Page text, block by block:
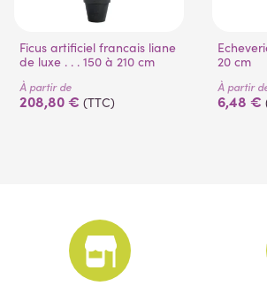
Ficus artificiel francais liane
de luxe . . . 150 à 210 cm
À partir de
208,80 € (TTC)
Echeveria setosa artificiel
20 cm
À partir
6,48 €